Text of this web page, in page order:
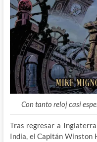
Con tanto reloj casi
Tras regresar a
India, el Capitán Winston